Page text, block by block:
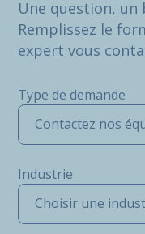
Une question, un
Remplissez le
expert vous
Type de demande
Contactez nos
Industrie
Choisir une